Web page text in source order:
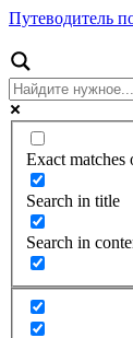
Путеводитель
Exact matches
Search in title
Search in